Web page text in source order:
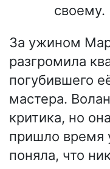
своему.
За ужином
разгромила
погубившего
мастера.
критика, но
пришло время
поняла, что